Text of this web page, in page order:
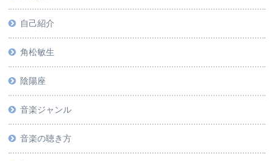
自己紹介
角松敏生
陰陽座
音楽ジャンル
音楽の聴き方